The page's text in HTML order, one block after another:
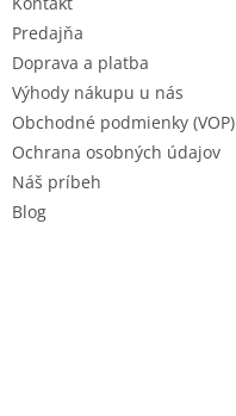
Predajňa
Doprava a platba
Výhody nákupu u nás
Obchodné podmienky (VOP)
Ochrana osobných údajov
Náš príbeh
Blog